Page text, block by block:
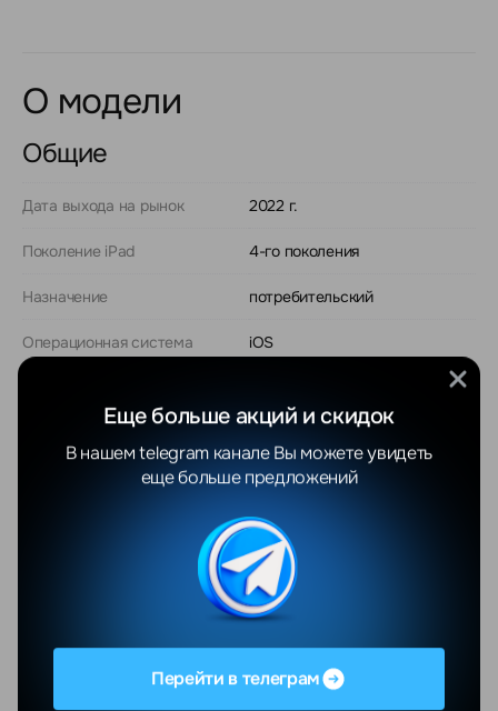
О модели
Общие
Дата выхода на рынок 2022 г.
Поколение iPad 4-го поколения
Назначение потребительский
Операционная система iOS
Диагональ экрана 11"
IPS
Все отзывы
Перейти в телеграм
Еще больше акций и скидок
В нашем telegram канале Вы можете увидеть
еще больше предложений